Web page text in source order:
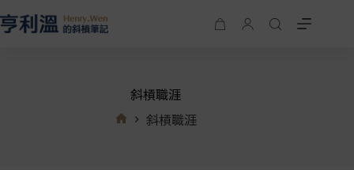
斜槓職涯
斜槓職涯